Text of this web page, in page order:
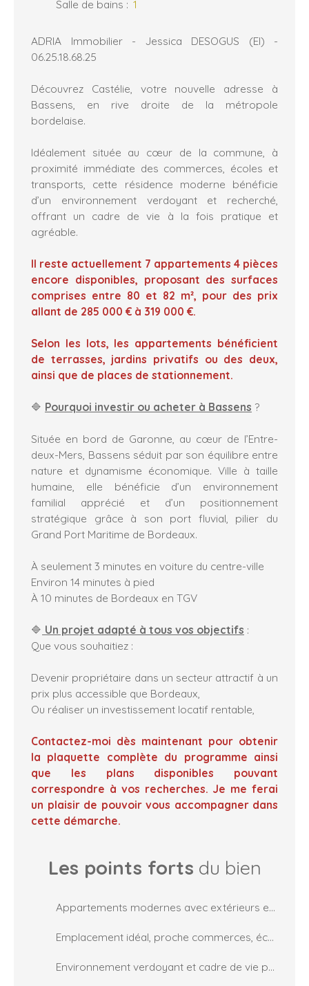
Salle de bains : 1
ADRIA Immobilier - Jessica DESOGUS (EI) -
06.25.18.68.25
Découvrez Castélie, votre nouvelle adresse à
Bassens, en rive droite de la métropole
bordelaise.
Idéalement située au cœur de la commune, à
proximité immédiate des commerces, écoles et
transports, cette résidence moderne bénéficie
d’un environnement verdoyant et recherché,
offrant un cadre de vie à la fois pratique et
agréable.
Il reste actuellement 7 appartements 4 pièces
encore disponibles, proposant des surfaces
comprises entre 80 et 82 m², pour des prix
allant de 285 000 € à 319 000 €.
Selon les lots, les appartements bénéficient
de terrasses, jardins privatifs ou des deux,
ainsi que de places de stationnement.
🔷 Pourquoi investir ou acheter à Bassens ?
Située en bord de Garonne, au cœur de l’Entre-
deux-Mers, Bassens séduit par son équilibre entre
nature et dynamisme économique. Ville à taille
humaine, elle bénéficie d’un environnement
familial apprécié et d’un positionnement
stratégique grâce à son port fluvial, pilier du
Grand Port Maritime de Bordeaux.
À seulement 3 minutes en voiture du centre-ville
Environ 14 minutes à pied
À 10 minutes de Bordeaux en TGV
🔷 Un projet adapté à tous vos objectifs :
Que vous souhaitiez :
Devenir propriétaire dans un secteur attractif à un
prix plus accessible que Bordeaux,
Ou réaliser un investissement locatif rentable,
Contactez-moi dès maintenant pour obtenir
la plaquette complète du programme ainsi
que les plans disponibles pouvant
correspondre à vos recherches. Je me ferai
un plaisir de pouvoir vous accompagner dans
cette démarche.
Les points forts du bien
Appartements modernes avec extérieurs et stationnement
Emplacement idéal, proche commerces, écoles et transports
Environnement verdoyant et cadre de vie paisible